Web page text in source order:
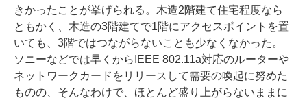
きかったことが挙げられる。木造2階建て住宅程度なら
ともかく、木造の3階建てで1階にアクセスポイントを置
いても、3階ではつながらないことも少なくなかった。
ソニーなどでは早くからIEEE 802.11a対応のルーターや
ネットワークカードをリリースして需要の喚起に努めた
ものの、そんなわけで、ほとんど盛り上がらないままに